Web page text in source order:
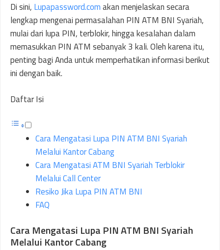
Di sini, Lupapassword.comakan menjelaskan secara
lengkap mengenai permasalahan PIN ATM BNI Syariah,
mulai dari lupa PIN, terblokir, hingga kesalahan dalam
memasukkan PIN ATM sebanyak 3 kali. Oleh karena itu,
penting bagi Anda untuk memperhatikan informasi berikut
ini dengan baik.
Daftar Isi
Cara Mengatasi Lupa PIN ATM BNI Syariah
Melalui Kantor Cabang
Cara Mengatasi ATM BNI Syariah Terblokir
Melalui Call Center
Resiko Jika Lupa PIN ATM BNI
FAQ
Cara Mengatasi Lupa PIN ATM BNI Syariah
Melalui Kantor Cabang